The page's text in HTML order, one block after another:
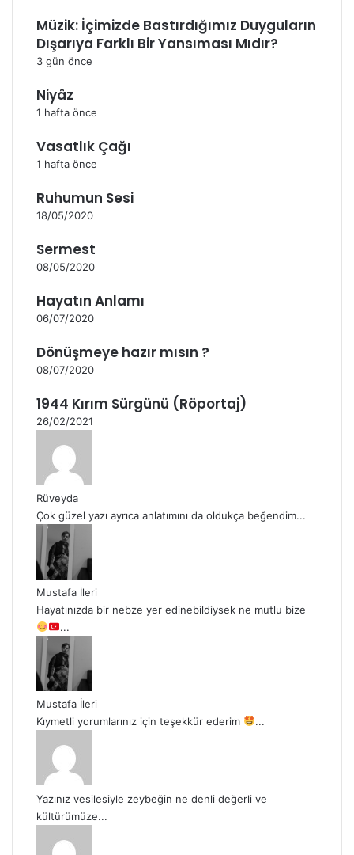
Müzik: İçimizde Bastırdığımız Duyguların
Dışarıya Farklı Bir Yansıması Mıdır?
3 gün önce
Niyâz
1 hafta önce
Vasatlık Çağı
1 hafta önce
Ruhumun Sesi
18/05/2020
Sermest
08/05/2020
Hayatın Anlamı
06/07/2020
Dönüşmeye hazır mısın ?
08/07/2020
1944 Kırım Sürgünü (Röportaj)
26/02/2021
Rüveyda
Çok güzel yazı ayrıca anlatımını da oldukça beğendim...
Mustafa İleri
Hayatınızda bir nebze yer edinebildiysek ne mutlu bize
...
Mustafa İleri
Kıymetli yorumlarınız için teşekkür ederim
...
Yazınız vesilesiyle zeybeğin ne denli değerli ve
kültürümüze...